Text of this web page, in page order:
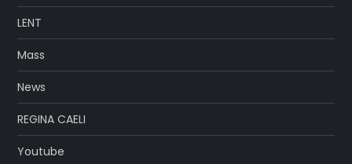
LENT
Mass
News
REGINA CAELI
Youtube